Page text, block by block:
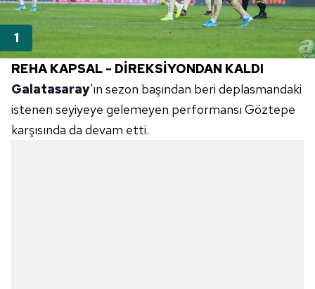
REHA KAPSAL - DİREKSİYONDAN KALDI
Galatasaray'ın sezon başından beri deplasmandaki
istenen seyiyeye gelemeyen performansı Göztepe
karşısında da devam etti.